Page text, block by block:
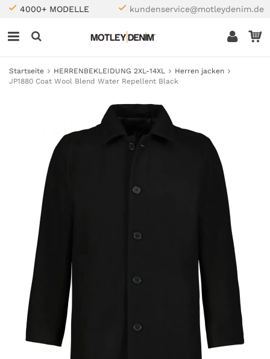
4000+ MODELLE kundenservice@motleydenim.de
Startseite HERRENBEKLEIDUNG 2XL-14XL
Herren jacken
JP1880 Coat Wool Blend Water Repellent Black